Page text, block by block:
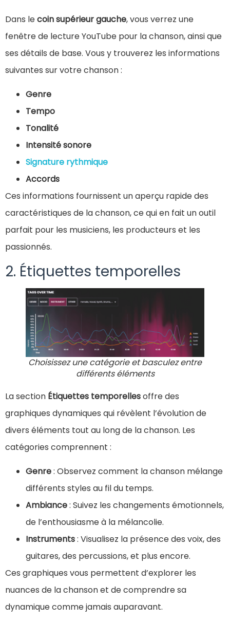
Dans lecoin supérieur gauche, vous verrez une
fenêtre de lecture YouTube pour la chanson, ainsi que
ses détails de base. Vous y trouverez les informations
suivantes sur votre chanson :
Genre
Tempo
Tonalité
Intensité sonore
Signature rythmique
Accords
Ces informations fournissent un aperçu rapide des
caractéristiques de la chanson, ce qui en fait un outil
parfait pour les musiciens, les producteurs et les
passionnés.
2. Étiquettes temporelles
Choisissez une catégorie et basculez entre
différents éléments
La section Étiquettes temporellesoffre des
graphiques dynamiques qui révèlent l’évolution de
divers éléments tout au long de la chanson. Les
catégories comprennent :
Genre: Observez comment la chanson mélange
différents styles au fil du temps.
Ambiance: Suivez les changements émotionnels,
de l’enthousiasme à la mélancolie.
Instruments: Visualisez la présence des voix, des
guitares, des percussions, et plus encore.
Ces graphiques vous permettent d’explorer les
nuances de la chanson et de comprendre sa
dynamique comme jamais auparavant.